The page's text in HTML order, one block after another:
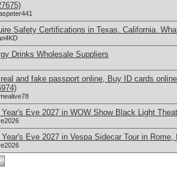
Safety Certifications in Texas. California.
Drinks Wholesale Suppliers
and fake passport online, Buy ID cards
Year's Eve 2027 in WOW Show Black Light
Year's Eve 2027 in Vespa Sidecar Tour in Rome,